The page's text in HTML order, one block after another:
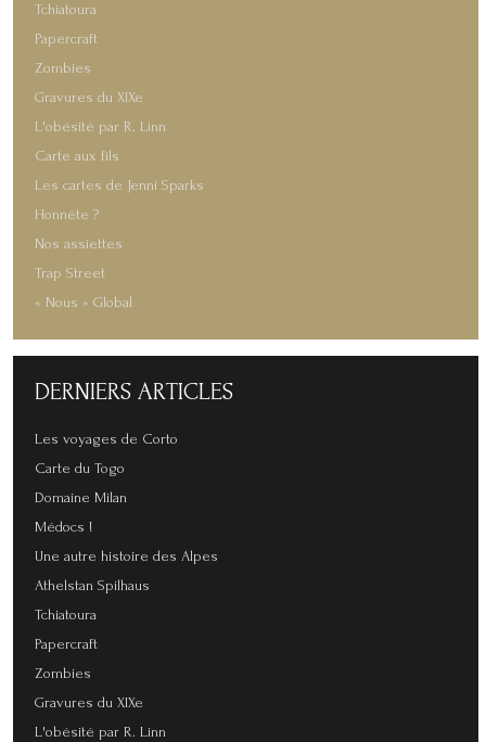
Tchiatoura
Papercraft
Zombies
Gravures du XIXe
L'obésité par R. Linn
Carte aux fils
Les cartes de Jenni Sparks
Honnête ?
Nos assiettes
Trap Street
« Nous » Global
DERNIERS ARTICLES
Les voyages de Corto
Carte du Togo
Domaine Milan
Médocs !
Une autre histoire des Alpes
Athelstan Spilhaus
Tchiatoura
Papercraft
Zombies
Gravures du XIXe
L'obésité par R. Linn